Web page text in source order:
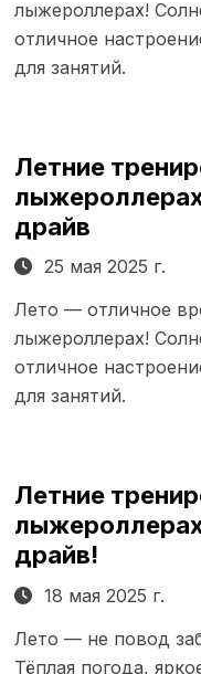
лыжероллерах!
отличное
для занятий.
Летние
драйв
25 мая 2025 г.
Лето — отличное
лыжероллерах!
отличное
для занятий.
Летние
драйв!
18 мая 2025 г.
Лето — не повод
Тёплая погода,